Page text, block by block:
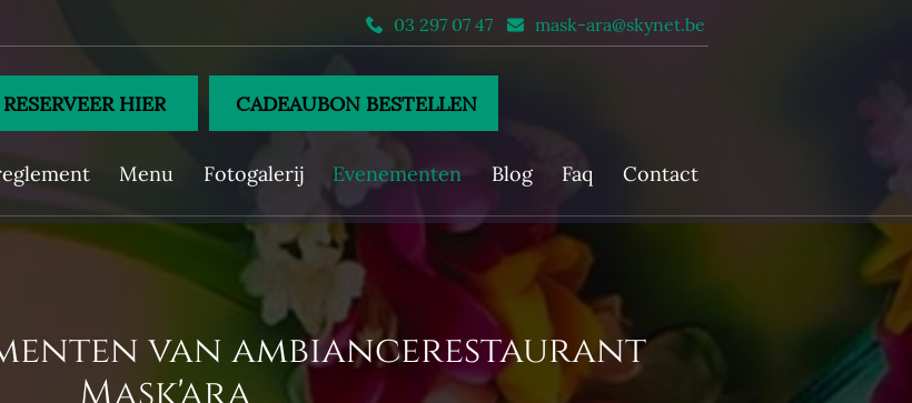
03 297 07 47 mask-ara@skynet.be
RESERVEER HIER CADEAUBON BESTELLEN
Menu Fotogalerij Evenementen Blog Faq Contact
van ambiancerestaurant